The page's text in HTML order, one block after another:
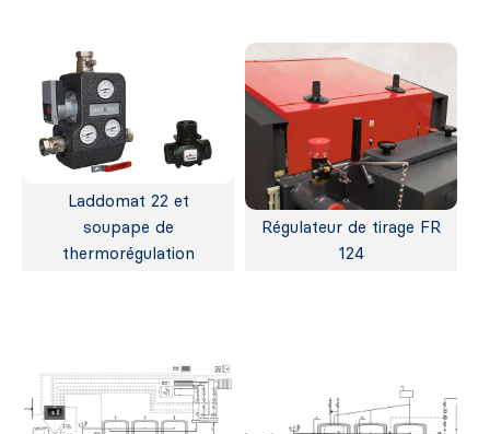
Laddomat 22 et
soupape de
thermorégulation
Régulateur de tirage FR
124